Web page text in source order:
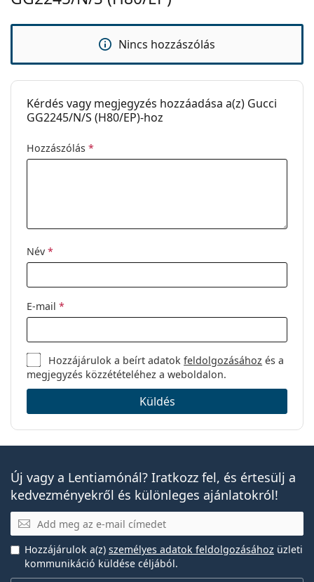
Kód:
GG 2245/N/S (H80/EP)
Nincs hozzászólás
Kérdés vagy megjegyzés hozzáadása a(z) Gucci
GG2245/N/S (H80/EP)-hoz
Hozzászólás *
Név *
E-mail *
Hozzájárulok a beírt adatokfeldolgozásához és a
megjegyzés közzétételéhez a weboldalon.
Küldés
Új vagy a Lentiamónál? Iratkozz fel, és értesülj a
kedvezményekről és különleges ajánlatokról!
E-mail
Hozzájárulok a(z) személyes adatok feldolgozásához üzleti
kommunikáció küldése céljából.